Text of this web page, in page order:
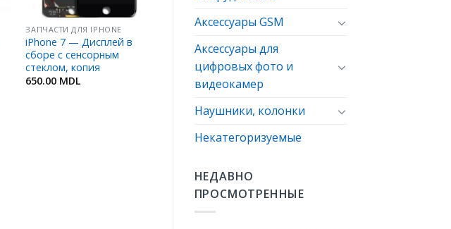
Аксессуары GSM
Аксессуары для
цифровых фото и
видеокамер
Наушники, колонки
Некатегоризуемые
НЕДАВНО
ПРОСМОТРЕННЫЕ
ЗАПЧАСТИ ДЛЯ IPHONE
iPhone 7 — Дисплей в
сборе с сенсорным
стеклом, копия
650.00 MDL